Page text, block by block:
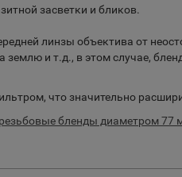
засветки и бликов.
линзы объектива от
и т.д., в этом случае,
что значительно
резьбовые бленды диаметром 77